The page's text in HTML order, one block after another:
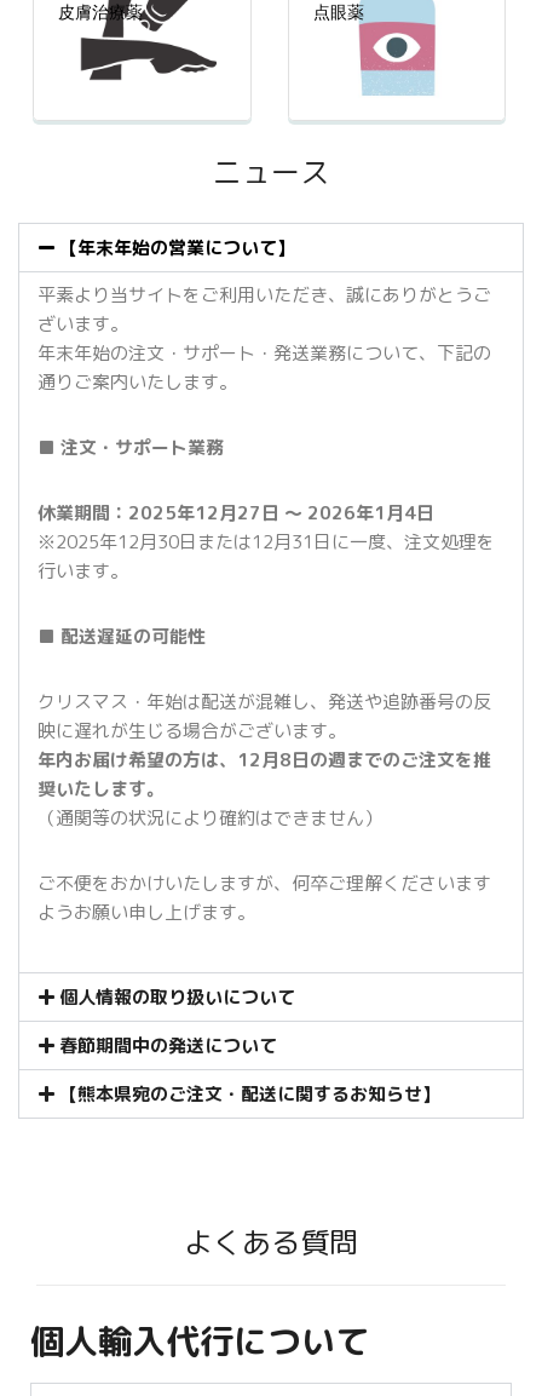
皮膚治療薬 点眼薬
ニュース
【年末年始の営業について】
平素より当サイトをご利用いただき、誠にありがとうご
ざいます。
年末年始の注文・サポート・発送業務について、下記の
通りご案内いたします。
■ 注文・サポート業務
休業期間：2025年12月27日 ～ 2026年1月4日
※2025年12月30日または12月31日に一度、注文処理を
行います。
■ 配送遅延の可能性
クリスマス・年始は配送が混雑し、発送や追跡番号の反
映に遅れが生じる場合がございます。
年内お届け希望の方は、12月8日の週までのご注文を推
奨いたします。
（通関等の状況により確約はできません）
ご不便をおかけいたしますが、何卒ご理解くださいます
ようお願い申し上げます。
個人情報の取り扱いについて
春節期間中の発送について
【熊本県宛のご注文・配送に関するお知らせ】
よくある質問
個人輸入代行について